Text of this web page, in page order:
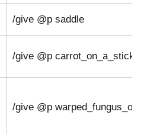
/give @p saddle
/give @p carrot_on_a_stick
/give @p